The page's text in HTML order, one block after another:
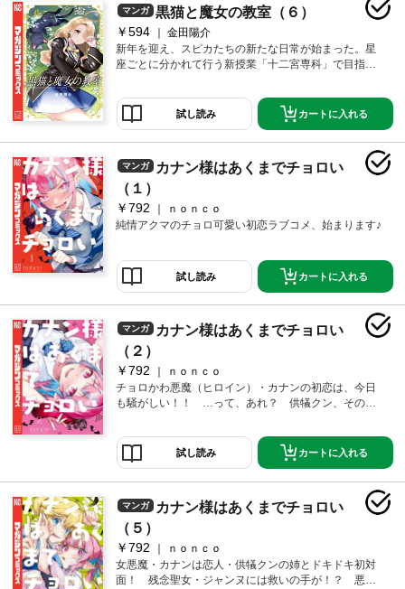
マンガ 黒猫と魔女の教室（６）
￥594
金田陽介
新年を迎え、スピカたちの新たな日常が始まった。星
座ごとに分かれて行う新授業「十二宮専科」で目指せ
試し読み カートに入れる
マンガ
カナン様はあくまでチョロい
（１）
￥792
ｎｏｎｃｏ
純情アクマのチョロ可愛い初恋ラブコメ、始まります♪
試し読み カートに入れる
マンガ
カナン様はあくまでチョロい
（２）
￥792
ｎｏｎｃｏ
チョロかわ悪魔（ヒロイン）・カナンの初恋は、今日
も騒がしい！！ …って、あれ？ 供犠クン、その聖
試し読み カートに入れる
マンガ
カナン様はあくまでチョロい
（５）
￥792
ｎｏｎｃｏ
女悪魔・カナンは恋人・供犠クンの姉とドキドキ初対
面！ 残念聖女・ジャンヌには救いの手が！？ 悪